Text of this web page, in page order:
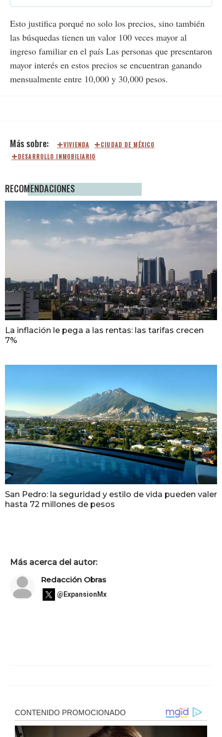
Esto justifica porqué no solo los precios, sino también
las búsquedas tienen un valor 100 veces mayor al
ingreso familiar en el país Las personas que presentaron
mayor interés en estos precios se encuentran ganando
mensualmente entre 10,000 y 30,000 pesos.
VIVIENDA
CIUDAD DE MÉXICO
DESARROLLO INMOBILIARIO
RECOMENDACIONES
La inflación le pega a las rentas: las tarifas crecen
7%
San Pedro: la seguridad y estilo de vida pueden valer
hasta 72 millones de pesos
Más acerca del autor:
Redacción Obras
@ExpansionMx